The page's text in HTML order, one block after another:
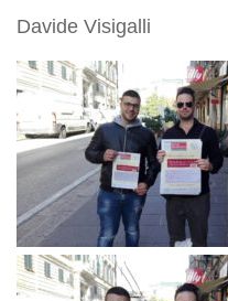
Davide Visigalli